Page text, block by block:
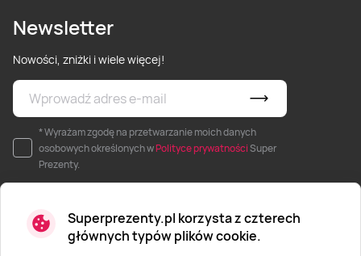
Superprezenty.pl korzysta z czterech
głównych typów plików cookie.
Newsletter
Nowości, zniżki i wiele więcej!
* Wyrażam zgodę na przetwarzanie moich danych
osobowych określonych wPolityce prywatnościSuper
Prezenty.